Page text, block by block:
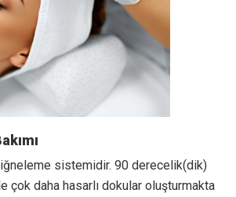
iğneleme sistemidir. 90 derecelik(dik)
çok daha hasarlı dokular oluşturmakta